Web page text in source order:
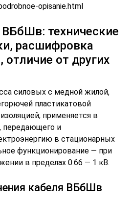
opisanie.html
технические
расшифровка
отличие от других
силовых с медной жилой,
пластикатовой
применяется в
передающего и
в стационарных
функционирование — при
в пределах 0.66 — 1 кВ.
кабеля ВБбШв